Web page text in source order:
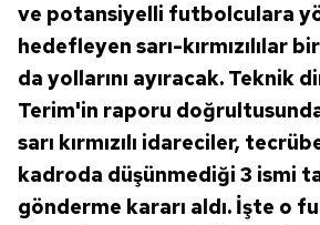
ve potansiyelli futbolculara
hedefleyen sarı-kırmızılılar
da yollarını ayıracak. Teknik
Terim'in raporu
sarı kırmızılı idareciler,
kadroda düşünmediği 3 ismi
gönderme kararı aldı. İşte o